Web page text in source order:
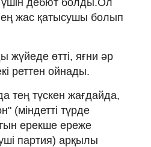
жас қатысушы болып
жүйеде өтті, яғни әр
реттен ойнады.
тең түскен жағдайда,
(міндетті түрде
ерекше ереже
партия) арқылы